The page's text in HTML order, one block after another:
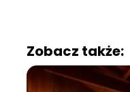
Zobacz także: